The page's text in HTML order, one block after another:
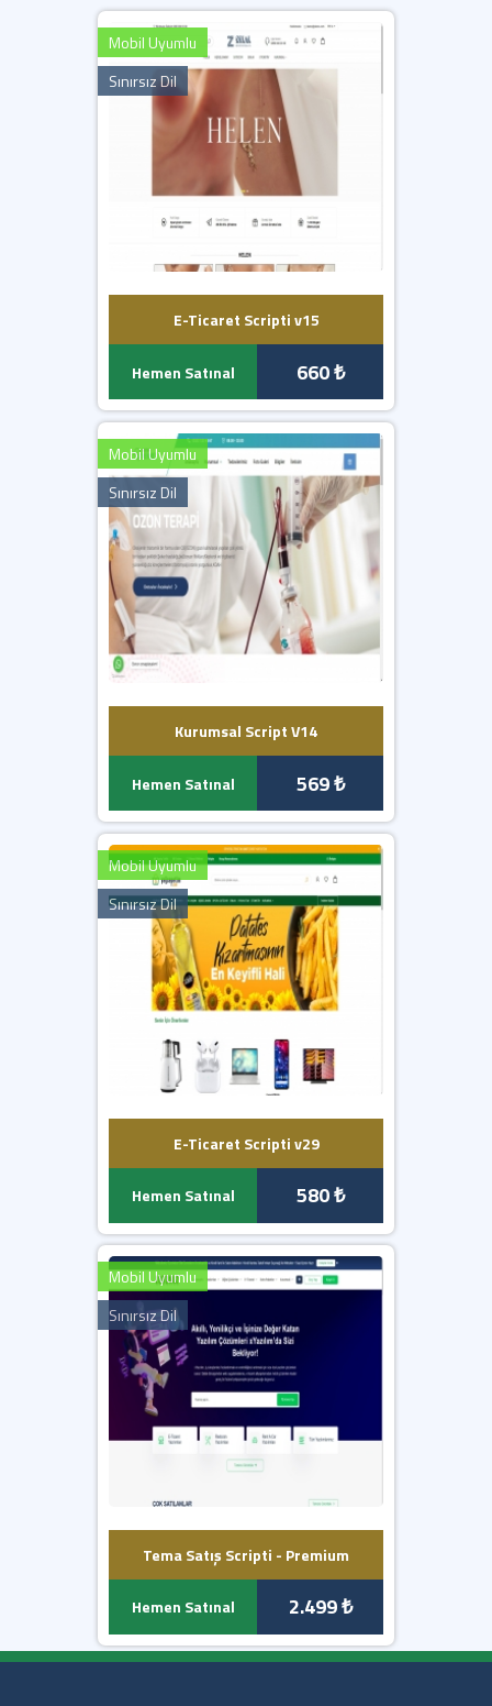
Yazılımımız en düşük 5.6 PHP sürümü ile çalışmaktadır.
Sunucunuzda güncel IONCUBE yüklü olmalıdır.
İletişim formları, SMTP bilgilerini girmediğiniz taktirde
çalışmaz.
Mobil Uyumlu
Sınırsız Dil
E-Ticaret Scripti v15
Hemen Satınal 660 ₺
Mobil Uyumlu
Sınırsız Dil
Kurumsal Script V14
Hemen Satınal 569 ₺
Mobil Uyumlu
Sınırsız Dil
E-Ticaret Scripti v29
Hemen Satınal 580 ₺
Mobil Uyumlu
Sınırsız Dil
Tema Satış Scripti - Premium
Hemen Satınal 2.499 ₺